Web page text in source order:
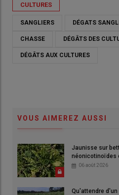
CULTURES
SANGLIERS DÉGATS
CHASSE DÉGÂTS DES
DÉGÂTS AUX CULTURES
VOUS AIMEREZ AUSSI
Jaunisse sur
néonicotinoïdes
06 août 2026
Qu'attendre